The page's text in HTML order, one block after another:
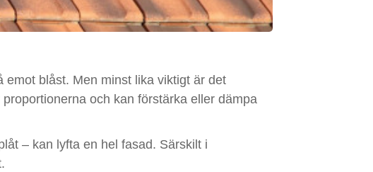
blåst. Men minst lika viktigt är det
och kan förstärka eller dämpa
– kan lyfta en hel fasad. Särskilt i